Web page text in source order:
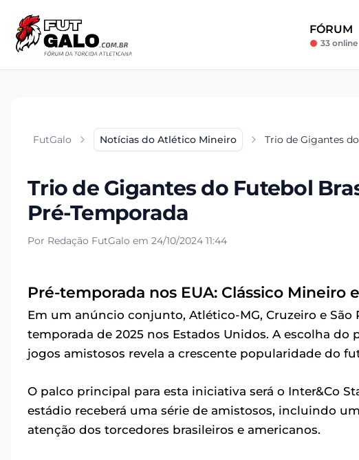
FÓRUM
33 online
FutGalo Notícias do Atlético Mineiro Trio de Gigantes
Trio de Gigantes do Futebol
Pré-Temporada
Por Redação FutGalo em 24/10/2024 11:44
Pré-temporada nos EUA: Clássico Mineiro
Em um anúncio conjunto, Atlético-MG, Cruzeiro e
temporada de 2025 nos Estados Unidos. A escolha
jogos amistosos revela a crescente popularidade do
O palco principal para esta iniciativa será o Inter&Co
estádio receberá uma série de amistosos, incluindo
atenção dos torcedores brasileiros e americanos.